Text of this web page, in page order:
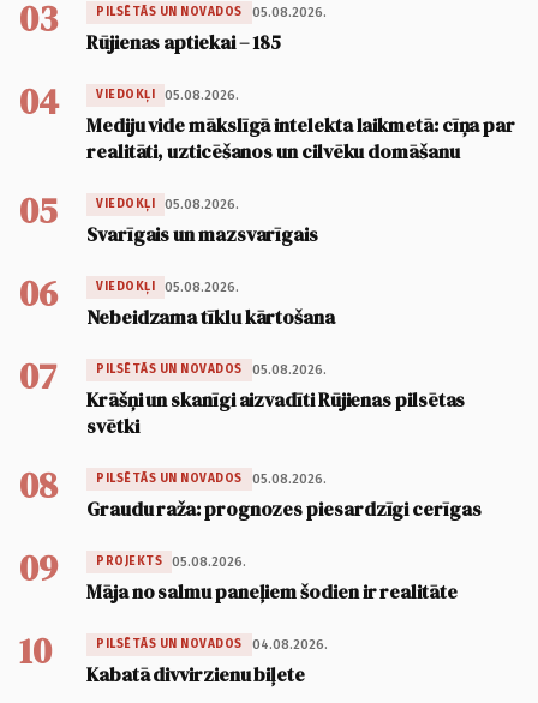
03 PILSĒTĀS UN NOVADOS 05.08.2026.
Rūjienas aptiekai – 185
04 VIEDOKĻI 05.08.2026.
Mediju vide mākslīgā intelekta laikmetā: cīņa par
realitāti, uzticēšanos un cilvēku domāšanu
05 VIEDOKĻI 05.08.2026.
Svarīgais un mazsvarīgais
06 VIEDOKĻI 05.08.2026.
Nebeidzama tīklu kārtošana
07 PILSĒTĀS UN NOVADOS 05.08.2026.
Krāšņi un skanīgi aizvadīti Rūjienas pilsētas
svētki
08 PILSĒTĀS UN NOVADOS 05.08.2026.
Graudu raža: prognozes piesardzīgi cerīgas
09 PROJEKTS 05.08.2026.
Māja no salmu paneļiem šodien ir realitāte
10 PILSĒTĀS UN NOVADOS 04.08.2026.
Kabatā divvirzienu biļete